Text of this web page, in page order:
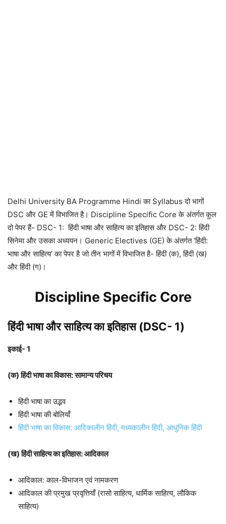
Delhi University BA Programme Hindi का Syllabus दो भागों
DSC और GE में विभाजित है। Discipline Specific Core के अंतर्गत कुल
दो पेपर हैं- DSC- 1: हिंदी भाषा और साहित्य का इतिहास और DSC- 2: हिंदी
सिनेमा और उसका अध्ययन। Generic Electives (GE) के अंतर्गत ‘हिंदी:
भाषा और साहित्य’ का पेपर है जो तीन भागों में विभाजित है- हिंदी (क), हिंदी (ख)
और हिंदी (ग)।
Discipline Specific Core
हिंदी भाषा और साहित्य का इतिहास (DSC- 1)
इकाई- 1
(क) हिंदी भाषा का विकास: सामान्य परिचय
हिंदी भाषा का उद्भव
हिंदी भाषा की बोलियाँ
हिंदी भाषा का विकास: आदिकालीन हिंदी, मध्यकालीन हिंदी, आधुनिक हिंदी
(ख) हिंदी साहित्य का इतिहास: आदिकाल
आदिकाल: काल-विभाजन एवं नामकरण
आदिकाल की प्रमुख प्रवृत्तियाँ (रासो साहित्य, धार्मिक साहित्य, लौकिक
साहित्य)